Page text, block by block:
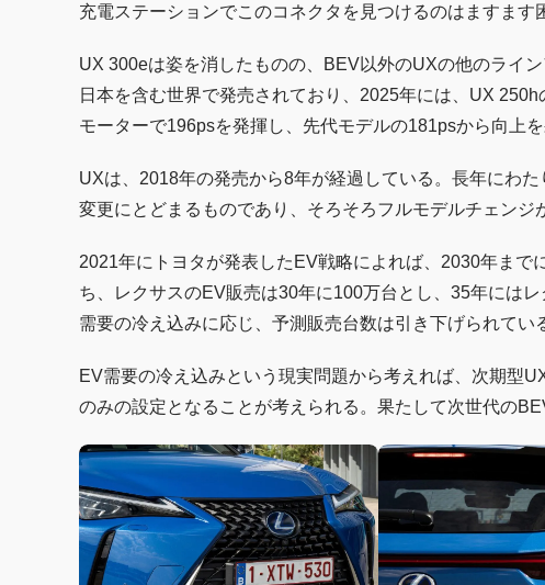
充電ステーションでこのコネクタを見つけるのはますます
UX 300eは姿を消したものの、BEV以外のUXの他のライ
日本を含む世界で発売されており、2025年には、UX
モーターで196psを発揮し、先代モデルの181psから向上を
UXは、2018年の発売から8年が経過している。長年にわ
変更にとどまるものであり、そろそろフルモデルチェンジ
2021年にトヨタが発表したEV戦略によれば、2030年まで
ち、レクサスのEV販売は30年に100万台とし、35年には
需要の冷え込みに応じ、予測販売台数は引き下げられてい
EV需要の冷え込みという現実問題から考えれば、次期型
のみの設定となることが考えられる。果たして次世代の